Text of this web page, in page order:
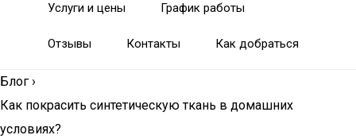
Услуги и цены График работы
Отзывы Контакты Как добраться
Блог ›
Как покрасить синтетическую ткань в домашних
условиях?